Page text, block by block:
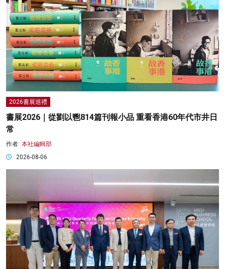
2026書展巡禮
書展2026｜從劉以鬯814篇刊報小品 重看香港60年代市井日
常
作者: 本社編輯部
2026-08-06